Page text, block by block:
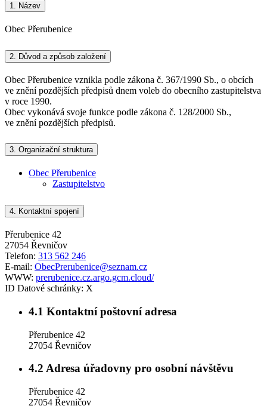
1. Název
Obec Přerubenice
2. Důvod a způsob založení
Obec Přerubenice vznikla podle zákona č. 367/1990 Sb., o obcích
ve znění pozdějších předpisů dnem voleb do obecního zastupitelstva
v roce 1990.
Obec vykonává svoje funkce podle zákona č. 128/2000 Sb.,
ve znění pozdějších předpisů.
3. Organizační struktura
Obec Přerubenice
Zastupitelstvo
4. Kontaktní spojení
Přerubenice 42
27054 Řevničov
Telefon: 313 562 246
E-mail: ObecPrerubenice@seznam.cz
WWW: prerubenice.cz.argo.gcm.cloud/
ID Datové schránky: X
4.1 Kontaktní poštovní adresa
Přerubenice 42
27054 Řevničov
4.2 Adresa úřadovny pro osobní návštěvu
Přerubenice 42
27054 Řevničov